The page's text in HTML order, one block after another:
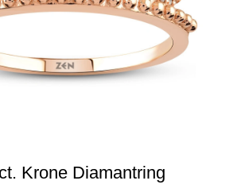
Krone Diamantring